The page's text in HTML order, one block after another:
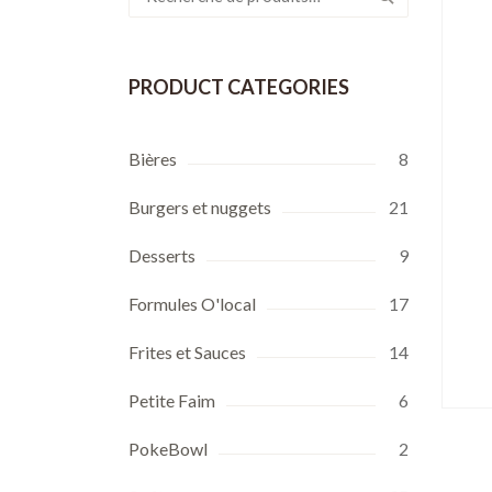
PRODUCT CATEGORIES
Bières 8
Burgers et nuggets 21
Desserts 9
Formules O'local 17
Frites et Sauces 14
Petite Faim 6
PokeBowl 2